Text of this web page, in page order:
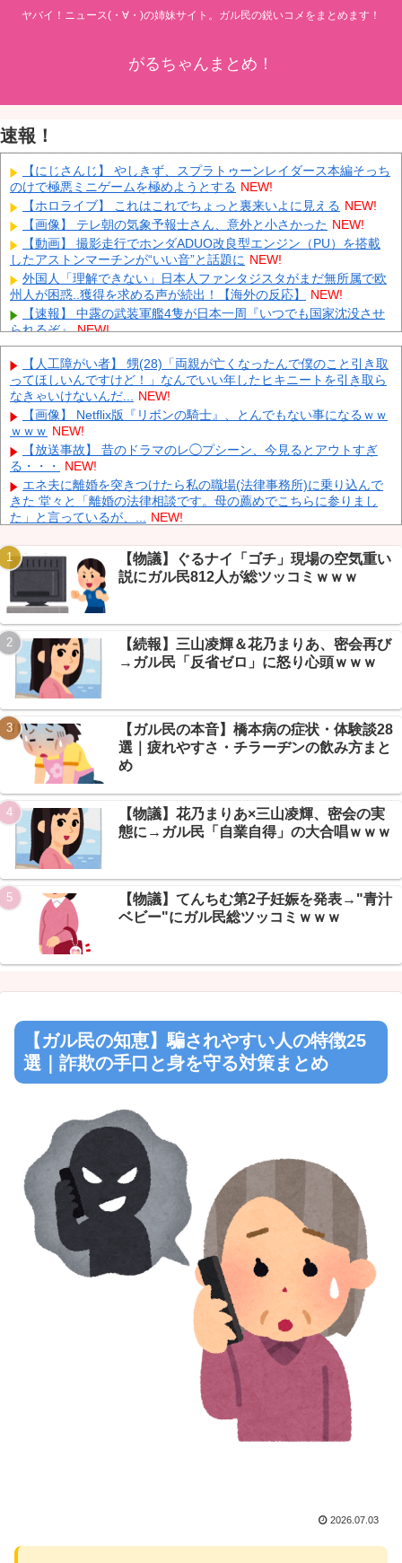
ヤバイ！ニュース(・∀・)の姉妹サイト。ガル民の鋭いコメをまとめます！
がるちゃんまとめ！
速報！
【にじさんじ】 やしきず、スプラトゥーンレイダース本編そっち
のけで極悪ミニゲームを極めようとする NEW!
【ホロライブ】 これはこれでちょっと裏来いよに見える NEW!
【画像】 テレ朝の気象予報士さん、意外と小さかった NEW!
【動画】 撮影走行でホンダADUO改良型エンジン（PU）を搭載
したアストンマーチンが“いい音”と話題に NEW!
外国人「理解できない」日本人ファンタジスタがまだ無所属で欧
州人が困惑..獲得を求める声が続出！【海外の反応】
NEW!
【速報】 中露の武装軍艦4隻が日本一周『いつでも国家沈没させ
られるぞ』 NEW!
【為替相場】 ドル円は1ドル158円台半ば 介入警戒をしつつ円売
りが続行 NEW!
ヨーロッパが中国製メガソーラーを締め出しｗｗｗ NEW!
インドネシア「高速鉄道！」中国「大赤字！」インドネシア「運
営会社の株式購入！（負債対策」中国「はい（巨額負債」インドネ
シア「700km延伸計画！（実質中止」→
クビになったバイト先の店長のインスタ見つけた NEW!
Powered by livedoor 相互RSS
【人工障がい者】 甥(28)「両親が亡くなったんで僕のこと引き取
ってほしいんですけど！」なんでいい年したヒキニートを引き取ら
なきゃいけないんだ... NEW!
【画像】 Netflix版『リボンの騎士』、とんでもない事になるｗｗ
ｗｗｗ NEW!
【放送事故】 昔のドラマのレ◯プシーン、今見るとアウトすぎ
る・・・
NEW!
エネ夫に離婚を突きつけたら私の職場(法律事務所)に乗り込んで
きた 堂々と「離婚の法律相談です。母の薦めでこちらに参りまし
た」と言っているが、... NEW!
企業は淘汰されろ」
NEW!
年収1500万の父が退職。父「退職金も渡したよな？」母「貯金な
んてないよー」父「全部なくなったの！？」→予想外の返事に家族
騒然となり… NEW!
【悲報】ドンキ露店のうなぎでサルモネラ食中毒、14人発症→ニ
ュー速+民「ドン菌ホーテで草」 NEW!
【保存版】まだ出てないパンマン、なんG民が総出で考察→やき
そばパンマンの妹が実在して衝撃ｗｗｗ
NEW!
【悲報】車の要らない装備、なんG民投票で「電動シート」圧勝
→理由が的確すぎて草ｗｗｗ NEW!
【悲報】阪神・元山、1度の落球で週刊誌に”お粗末”認定→ファン
「他のショート陣がもっとヤバいやろ」ツッコミｗｗ NEW!
Powered by livedoor 相互RSS
【物議】ぐるナイ「ゴチ」現場の空気重い
説にガル民812人が総ツッコミｗｗｗ
【続報】三山凌輝＆花乃まりあ、密会再び
→ガル民「反省ゼロ」に怒り心頭ｗｗｗ
【ガル民の本音】橋本病の症状・体験談28
選｜疲れやすさ・チラーヂンの飲み方まと
め
【物議】花乃まりあ×三山凌輝、密会の実
態に→ガル民「自業自得」の大合唱ｗｗｗ
【物議】てんちむ第2子妊娠を発表→"青汁
ベビー"にガル民総ツッコミｗｗｗ
【ガル民の知恵】騙されやすい人の特徴25
選｜詐欺の手口と身を守る対策まとめ
2026.07.03